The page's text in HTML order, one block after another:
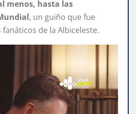
menos, hasta las
, un guiño que fue
de la Albiceleste.